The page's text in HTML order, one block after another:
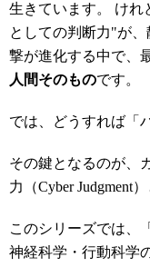
生きています。
けれ
としての判断力"が、
撃が進化する中で、
人間そのものです。
では、どうすれば「
その鍵となるのが、
力（Cyber Judgment
このシリーズでは、
神経科学・行動科学